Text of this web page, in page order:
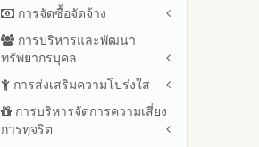
ข้อมูลผู้บริหาร
ข้อมูลการติดต่อและ ช่อง
ทางการสอบถาม
ระเบียบ / กฎหมายที่เกี่ยวข้อง
นโยบายคุ้มครองข้อมูลส่วน
บุคคล
ข่าวประชาสัมพันธ์
แผนยุทธศาสตร์หรือแผนพัฒนา
สำนักงานเขตพื้นที่การศึกษา
แผนและความก้าวหน้าในการ
ประจำปีงบประมาณ
ปีงบประมาณ 2569
ปีงบประมาณ 2568
การจัดซื้อจัดจ้าง
สรุปผลการจัดซื้อจัดจ้างหรือการ
จัดหาพัสดุรายเดือน ประจำ
ปีงบประมาณ พ.ศ.2569 (แบบ
สขร.1)
รายงานสรุปผลการจัดซื้อจัดจ้าง
หรือการจัดหาพัสดุของสำนักงาน
การบริหารและพัฒนา
ทรัพยากรบุคล
หลักเกณฑ์และแผนการบริหาร
และพัฒนาทรัพยากรบุคลล ประจำ
ปีงบประมาณ พ.ศ.2569
การส่งเสริมความโปร่งใส
แนวปฏิบัติการจัดการเรื่องร้อง
เรียนการทุจริตและประพฤติมิชอบ
การบริหารจัดการความเสี่ยง
การทุจริต